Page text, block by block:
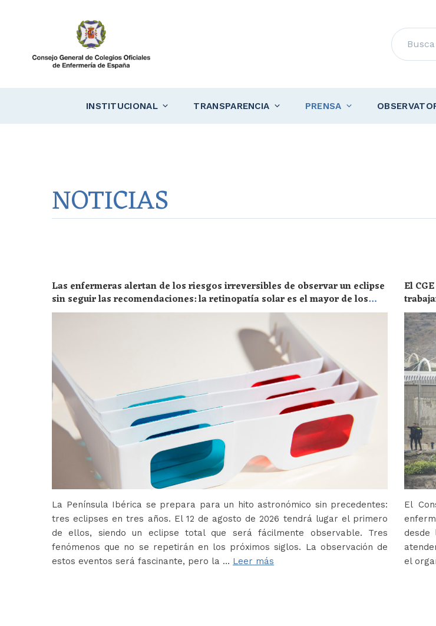
Buscar
INSTITUCIONAL TRANSPARENCIA PRENSA
NOTICIAS
Las enfermeras alertan de los riesgos irreversibles de observar un eclipse
sin seguir las recomendaciones: la retinopatía solar es el mayor de los
peligros
La Península Ibérica se prepara para un hito astronómico sin precedentes:
tres eclipses en tres años. El 12 de agosto de 2026 tendrá lugar el primero
de ellos, siendo un eclipse total que será fácilmente observable. Tres
fenómenos que no se repetirán en los próximos siglos. La observación de
estos eventos será fascinante, pero la … Leer más
El
El
desde
el